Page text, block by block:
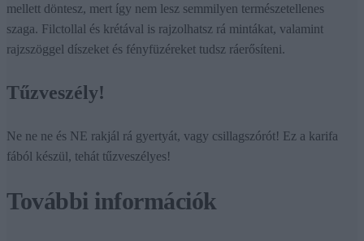
mellett döntesz, mert így nem lesz semmilyen természetellenes
szaga. Filctollal és krétával is rajzolhatsz rá mintákat, valamint
rajzszöggel díszeket és fényfüzéreket tudsz ráerősíteni.
Tűzveszély!
Ne ne ne és NE rakjál rá gyertyát, vagy csillagszórót! Ez a karifa
fából készül, tehát tűzveszélyes!
További információk